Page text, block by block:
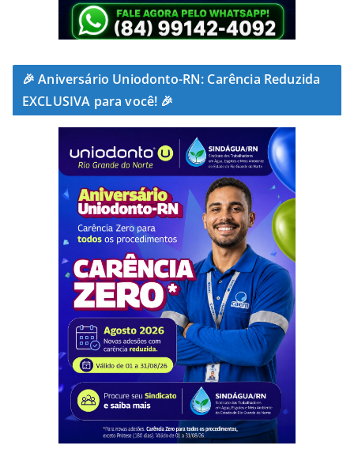
🎉 Aniversário Uniodonto-RN: Carência Reduzida
EXCLUSIVA para você! 🎉